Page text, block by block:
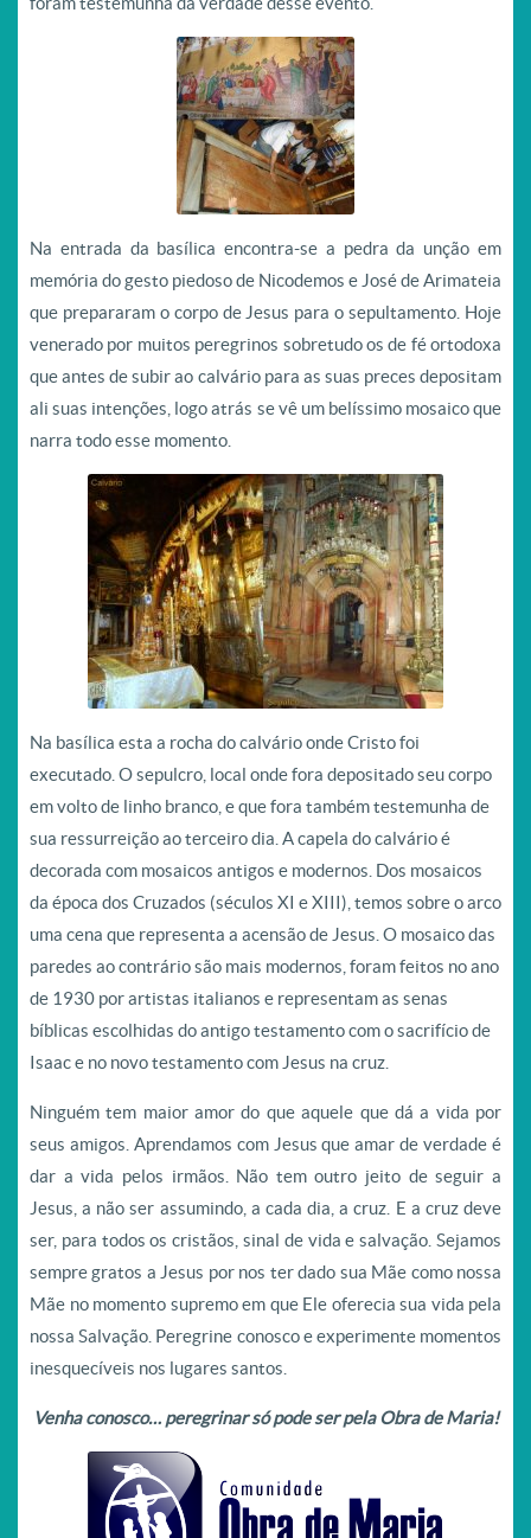
Na entrada da basílica encontra-se a pedra da unção em
memória do gesto piedoso de Nicodemos e José de Arimateia
que prepararam o corpo de Jesus para o sepultamento. Hoje
venerado por muitos peregrinos sobretudo os de fé ortodoxa
que antes de subir ao calvário para as suas preces depositam
ali suas intenções, logo atrás se vê um belíssimo mosaico que
narra todo esse momento.
Na basílica esta a rocha do calvário onde Cristo foi
executado. O sepulcro, local onde fora depositado seu corpo
em volto de linho branco, e que fora também testemunha de
sua ressurreição ao terceiro dia. A capela do calvário é
decorada com mosaicos antigos e modernos. Dos mosaicos
da época dos Cruzados (séculos XI e XIII), temos sobre o arco
uma cena que representa a acensão de Jesus. O mosaico das
paredes ao contrário são mais modernos, foram feitos no ano
de 1930 por artistas italianos e representam as senas
bíblicas escolhidas do antigo testamento com o sacrifício de
Isaac e no novo testamento com Jesus na cruz.
Ninguém tem maior amor do que aquele que dá a vida por
seus amigos. Aprendamos com Jesus que amar de verdade é
dar a vida pelos irmãos. Não tem outro jeito de seguir a
Jesus, a não ser assumindo, a cada dia, a cruz. E a cruz deve
ser, para todos os cristãos, sinal de vida e salvação. Sejamos
sempre gratos a Jesus por nos ter dado sua Mãe como nossa
Mãe no momento supremo em que Ele oferecia sua vida pela
nossa Salvação. Peregrine conosco e experimente momentos
inesquecíveis nos lugares santos.
Venha conosco… peregrinar só pode ser pela Obra de Maria!